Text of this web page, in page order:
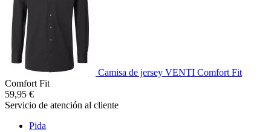
Camisa de jersey VENTI Comfort Fit
Comfort Fit
59,95 €
Servicio de atención al cliente
Pida